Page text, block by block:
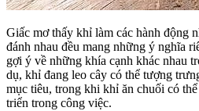
Giấc mơ thấy khỉ làm các hành động
đánh nhau đều mang những ý nghĩa
gợi ý về những khía cạnh khác nhau
dụ, khỉ đang leo cây có thể tượng
mục tiêu, trong khi khỉ ăn chuối có
triển trong công việc.